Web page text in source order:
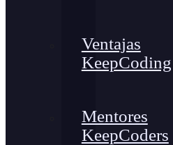
Ventajas
KeepCoding
Mentores
KeepCoders